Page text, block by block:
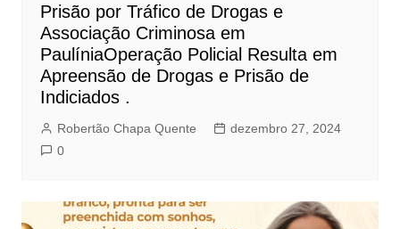
Prisão por Tráfico de Drogas e
Associação Criminosa em
PaulíniaOperação Policial Resulta em
Apreensão de Drogas e Prisão de
Indiciados .
Robertão Chapa Quente
dezembro 27, 2024
0